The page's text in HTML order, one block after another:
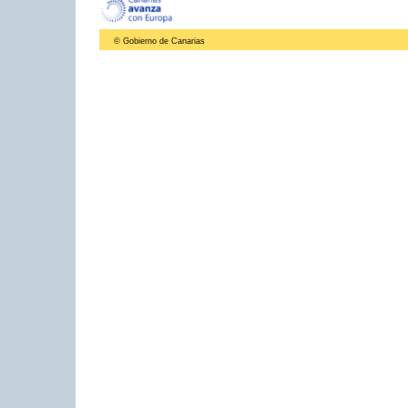
© Gobierno de Canarias